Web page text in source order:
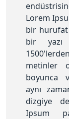
Lorem
bir hurufat
bir yazı
metinler
boyunca
aynı
dizgiye
Ipsum